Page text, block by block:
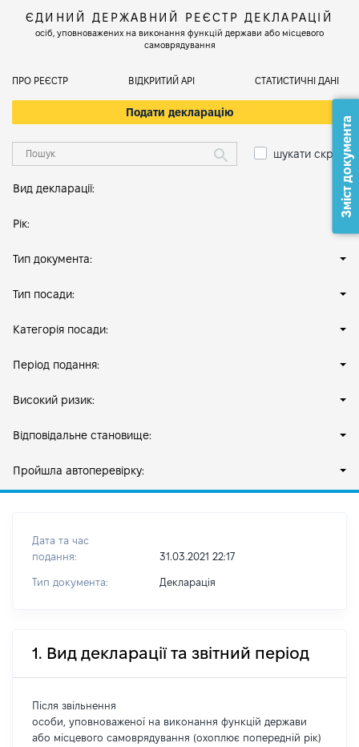
ЄДИНИЙ ДЕРЖАВНИЙ РЕЄСТР ДЕКЛАРАЦІЙ
осіб, уповноважених на виконання функцій держави або місцевого
самоврядування
ПРО РЕЄСТР ВІДКРИТИЙ АРІ СТАТИСТИЧНІ ДАНІ
Подати декларацію
шукати скрізь
Вид декларації:
Рік:
Тип документа:
Тип посади:
Категорія посади:
Період подання:
Високий ризик:
Відповідальне становище:
Пройшла автоперевірку:
Дата та час
подання:
31.03.2021 22:17
Тип документа: Декларація
1. Вид декларації та звітний період
Після звільнення
особи, уповноваженої на виконання функцій держави
або місцевого самоврядування (охоплює попередній рік)
Зміст документа